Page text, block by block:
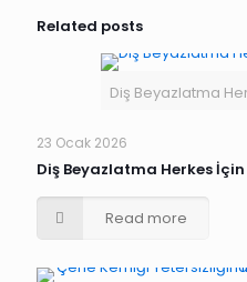
Related posts
Diş Beyazlatma
23 Ocak 2026
Diş Beyazlatma Herkes
Read more